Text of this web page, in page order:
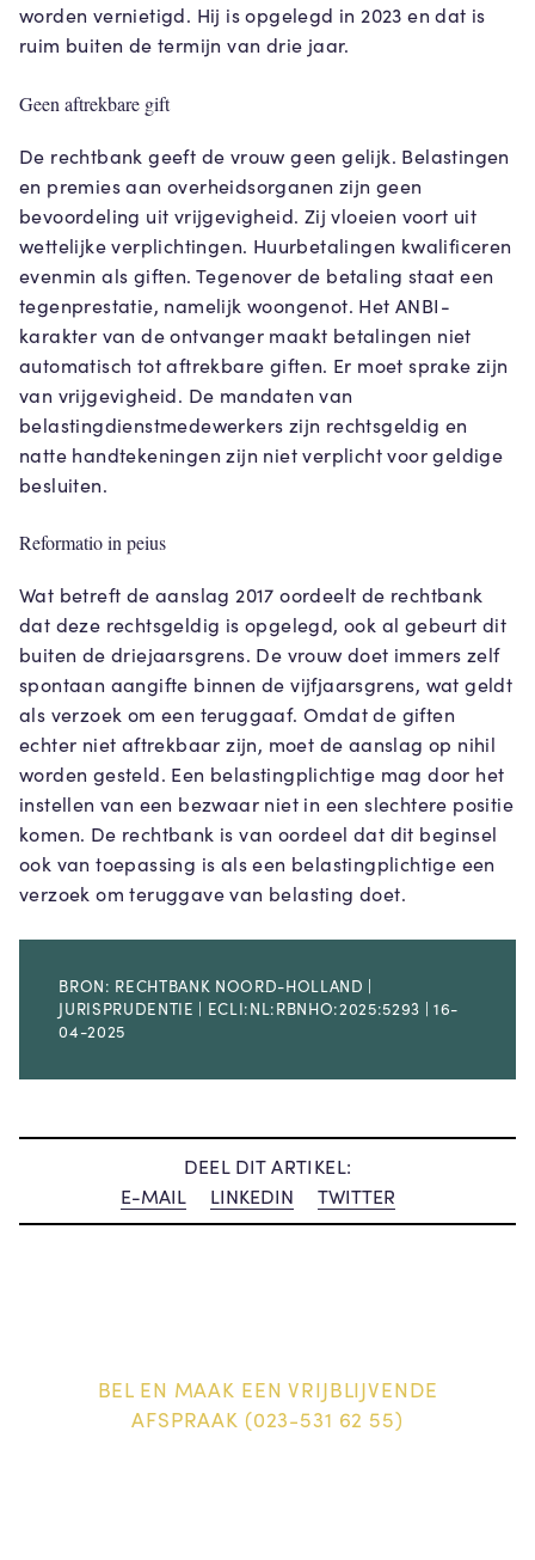
worden vernietigd. Hij is opgelegd in 2023 en dat is
ruim buiten de termijn van drie jaar.
Geen aftrekbare gift
De rechtbank geeft de vrouw geen gelijk. Belastingen
en premies aan overheidsorganen zijn geen
bevoordeling uit vrijgevigheid. Zij vloeien voort uit
wettelijke verplichtingen. Huurbetalingen kwalificeren
evenmin als giften. Tegenover de betaling staat een
tegenprestatie, namelijk woongenot. Het ANBI-
karakter van de ontvanger maakt betalingen niet
automatisch tot aftrekbare giften. Er moet sprake zijn
van vrijgevigheid. De mandaten van
belastingdienstmedewerkers zijn rechtsgeldig en
natte handtekeningen zijn niet verplicht voor geldige
besluiten.
Reformatio in peius
Wat betreft de aanslag 2017 oordeelt de rechtbank
dat deze rechtsgeldig is opgelegd, ook al gebeurt dit
buiten de driejaarsgrens. De vrouw doet immers zelf
spontaan aangifte binnen de vijfjaarsgrens, wat geldt
als verzoek om een teruggaaf. Omdat de giften
echter niet aftrekbaar zijn, moet de aanslag op nihil
worden gesteld. Een belastingplichtige mag door het
instellen van een bezwaar niet in een slechtere positie
komen. De rechtbank is van oordeel dat dit beginsel
ook van toepassing is als een belastingplichtige een
verzoek om teruggave van belasting doet.
BRON: RECHTBANK NOORD-HOLLAND |
JURISPRUDENTIE | ECLI:NL:RBNHO:2025:5293 | 16-
04-2025
DEEL DIT ARTIKEL:
E-MAIL
LINKEDIN TWITTER
BEL EN MAAK EEN VRIJBLIJVENDE
AFSPRAAK (023-531 62 55)